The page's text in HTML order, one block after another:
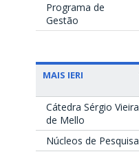
Programa de
Gestão
MAIS IERI
Cátedra Sérgio Vieira
de Mello
Núcleos de Pesquisa